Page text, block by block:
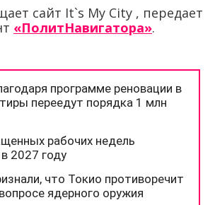
сайт It`s My City , передает
«ПолитНавигатора».